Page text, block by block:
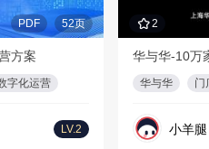
PDF 52页
方案
字化运营
LV.2
2
华与华-10万
华与华 门
小羊腿